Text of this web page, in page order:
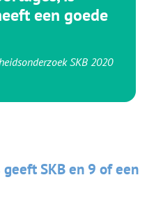
een goede
SKB 2020
SKB en 9 of een